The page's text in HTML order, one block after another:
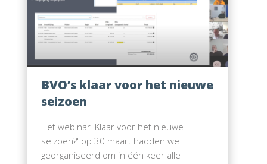
BVO’s klaar voor het nieuwe
seizoen
Het webinar 'Klaar voor het nieuwe
seizoen?' op 30 maart hadden we
georganiseerd om in één keer alle